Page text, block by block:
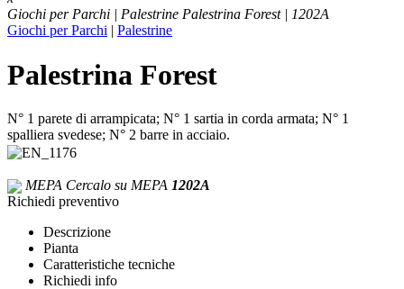
Giochi per Parchi | Palestrine Palestrina Forest | 1202A
Giochi per Parchi | Palestrine
Palestrina Forest
N° 1 parete di arrampicata; N° 1 sartia in corda armata; N° 1
spalliera svedese; N° 2 barre in acciaio.
MEPA Cercalo su MEPA 1202A
Richiedi preventivo
Descrizione
Pianta
Caratteristiche tecniche
Richiedi info